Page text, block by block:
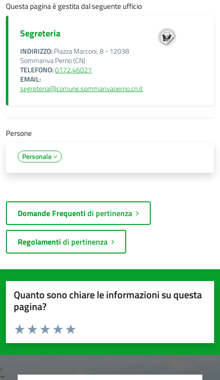
Questa pagina è gestita dal seguente ufficio
Segreteria
INDIRIZZO:Piazza Marconi, 8 - 12038
Sommariva Perno (CN)
TELEFONO:0172.46021
EMAIL:
segreteria@comune.sommarivaperno.cn.it
Persone
Personale
Domande Frequentidi pertinenza
Regolamentidi pertinenza
Quanto sono chiare le informazioni su questa
pagina?
Valuta da 1 a 5 stelle la pagina
Valuta 5 stelle su 5
Valuta 4 stelle su 5
Valuta 3 stelle su 5
Valuta 2 stelle su 5
Valuta 1 stelle su 5